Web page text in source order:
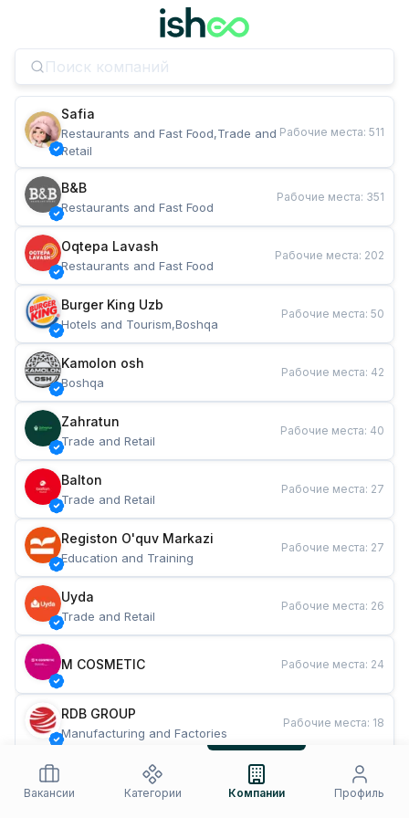
Safia
Restaurants and Fast Food,Trade and
Retail
Рабочие места: 511
B&B
Restaurants and Fast Food
Рабочие места: 351
Oqtepa Lavash
Restaurants and Fast Food
Рабочие места: 202
Burger King Uzb
Hotels and Tourism,Boshqa
Рабочие места: 50
Kamolon osh
Boshqa
Рабочие места: 42
Zahratun
Trade and Retail
Рабочие места: 40
Balton
Trade and Retail
Рабочие места: 27
Registon O'quv Markazi
Education and Training
Рабочие места: 27
Uyda
Trade and Retail
Рабочие места: 26
M COSMETIC Рабочие места: 24
RDB GROUP
Manufacturing and Factories
Рабочие места: 18
Restaurants and Fast Food
Рабочие места
Вакансии
Категории Компании Профиль